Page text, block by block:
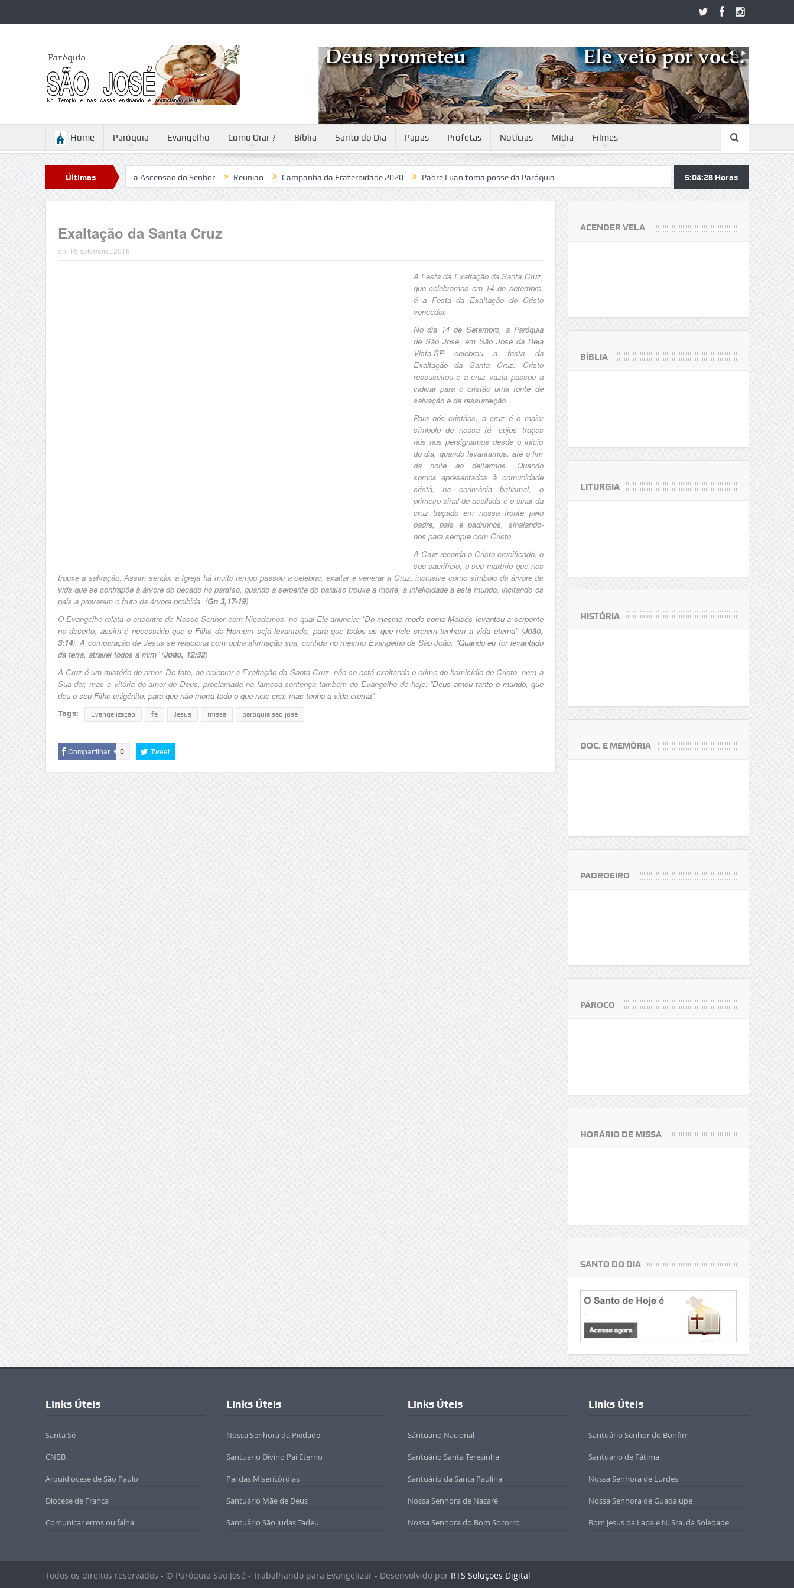
Home Paróquia Evangelho Como Orar ? Bíblia Santo do Dia Papas Profetas Notícias Mídia Filmes
Últimas
Notícias
Reflexão para a Ascensão do Senhor Reunião Campanha da Fraternidade 2020 Padre Luan toma posse da Paróquia 5:04:29 Horas
Exaltação da Santa Cruz
on: 15 setembro, 2016
A Festa da Exaltação da Santa Cruz,
que celebramos em 14 de setembro,
é a Festa da Exaltação do Cristo
vencedor.
No dia 14 de Setembro, a Paróquia
de São José, em São José da Bela
Vista-SP celebrou a festa da
Exaltação da Santa Cruz. Cristo
ressuscitou e a cruz vazia passou a
indicar para o cristão uma fonte de
salvação e de ressurreição.
Para nós cristãos, a cruz é o maior
símbolo de nossa fé, cujos traços
nós nos persignamos desde o início
do dia, quando levantamos, até o fim
da noite ao deitarmos. Quando
somos apresentados à comunidade
cristã, na cerimônia batismal, o
primeiro sinal de acolhida é o sinal da
cruz traçado em nossa fronte pelo
padre, pais e padrinhos, sinalando-
nos para sempre com Cristo.
A Cruz recorda o Cristo crucificado, o
seu sacrifício, o seu martírio que nos
trouxe a salvação. Assim sendo, a Igreja há muito tempo passou a celebrar, exaltar e venerar a Cruz, inclusive como símbolo da árvore da
vida que se contrapõe à árvore do pecado no paraíso, quando a serpente do paraíso trouxe a morte, a infelicidade a este mundo, incitando os
pais a provarem o fruto da árvore proibida. (Gn 3,17-19)
O Evangelho relata o encontro de Nosso Senhor com Nicodemos, no qual Ele anuncia: “Do mesmo modo como Moisés levantou a serpente
no deserto, assim é necessário que o Filho do Homem seja levantado, para que todos os que nele crerem tenham a vida eterna”(João,
3:14). A comparação de Jesus se relaciona com outra afirmação sua, contida no mesmo Evangelho de São João: “Quando eu for levantado
da terra, atrairei todos a mim”(João, 12:32)
A Cruz é um mistério de amor. De fato, ao celebrar a Exaltação da Santa Cruz, não se está exaltando o crime do homicídio de Cristo, nem a
Sua dor, mas a vitória do amor de Deus, proclamada na famosa sentença também do Evangelho de hoje: “Deus amou tanto o mundo, que
deu o seu Filho unigênito, para que não morra todo o que nele crer, mas tenha a vida eterna”.
Tags: Evangelização fé Jesus missa paroquia são josé
Compartilhar 0 Tweet
ACENDER VELA
BÍBLIA
LITURGIA
HISTÓRIA
DOC. E MEMÓRIA
PADROEIRO
PÁROCO
HORÁRIO DE MISSA
SANTO DO DIA
Links Úteis
Santa Sé
CNBB
Arquidiocese de São Paulo
Diocese de Franca
Comunicar erros ou falha
Links Úteis
Nossa Senhora da Piedade
Santuário Divino Pai Eterno
Pai das Misericórdias
Santuário Mãe de Deus
Santuário São Judas Tadeu
Links Úteis
Sántuario Nacional
Santuário Santa Teresinha
Santuário da Santa Paulina
Nossa Senhora de Nazaré
Nossa Senhora do Bom Socorro
Links Úteis
Santuário Senhor do Bonfim
Santuário de Fátima
Nossa Senhora de Lurdes
Nossa Senhora de Guadalupe
Bom Jesus da Lapa e N. Sra. da Soledade
Todos os direitos reservados - © Paróquia São José - Trabalhando para Evangelizar - Desenvolvido por RTS Soluções Digital